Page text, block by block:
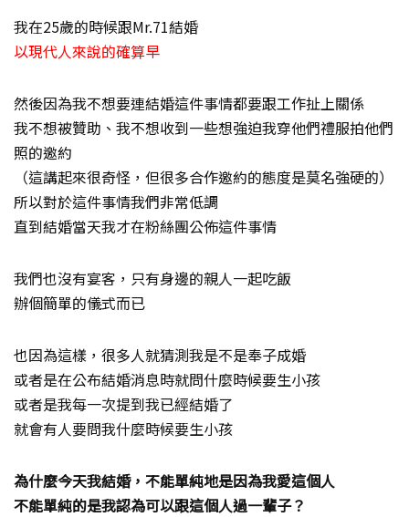
我在25歲的時候跟Mr.71結婚
以現代人來說的確算早
然後因為我不想要連結婚這件事情都要跟工作扯上關係
我不想被贊助、我不想收到一些想強迫我穿他們禮服拍他們
照的邀約
（這講起來很奇怪，但很多合作邀約的態度是莫名強硬的）
所以對於這件事情我們非常低調
直到結婚當天我才在粉絲團公佈這件事情
我們也沒有宴客，只有身邊的親人一起吃飯
辦個簡單的儀式而已
也因為這樣，很多人就猜測我是不是奉子成婚
或者是在公布結婚消息時就問什麼時候要生小孩
或者是我每一次提到我已經結婚了
就會有人要問我什麼時候要生小孩
為什麼今天我結婚，不能單純地是因為我愛這個人
不能單純的是我認為可以跟這個人過一輩子？